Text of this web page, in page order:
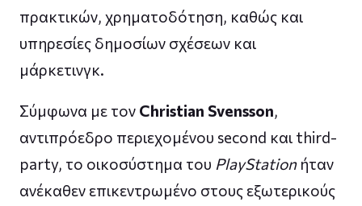
πρακτικών, χρηματοδότηση, καθώς και
υπηρεσίες δημοσίων σχέσεων και
μάρκετινγκ.
Σύμφωνα με τον Christian Svensson,
αντιπρόεδρο περιεχομένου second και third-
party, το οικοσύστημα του PlayStationήταν
ανέκαθεν επικεντρωμένο στους εξωτερικούς